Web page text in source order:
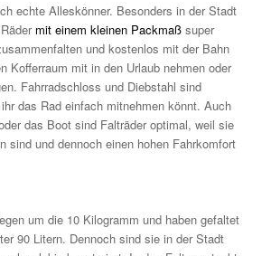
echte Alleskönner. Besonders in der Stadt
mit einem kleinen Packmaßsuper
und kostenlos mit der Bahn
Kofferraum mit in den Urlaub nehmen oder
Fahrradschloss und Diebstahl sind
das Rad einfach mitnehmen könnt. Auch
das Boot sind Falträder optimal, weil sie
sind und dennoch einen hohen Fahrkomfort
um die 10 Kilogramm und haben gefaltet
90 Litern. Dennoch sind sie in der Stadt